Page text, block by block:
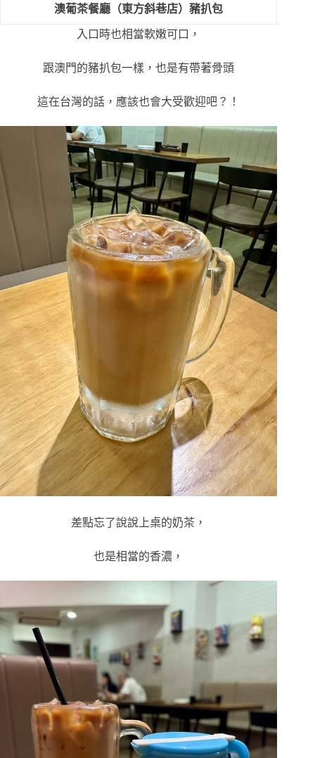
澳葡茶餐廳（東方斜巷店）豬扒包
入口時也相當軟嫩可口，
跟澳門的豬扒包一樣，也是有帶著骨頭
這在台灣的話，應該也會大受歡迎吧？！
差點忘了說說上桌的奶茶，
也是相當的香濃，